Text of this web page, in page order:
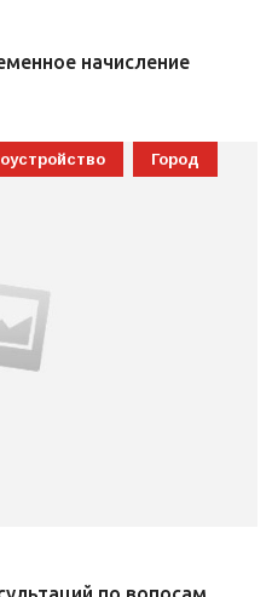
начисление
Город